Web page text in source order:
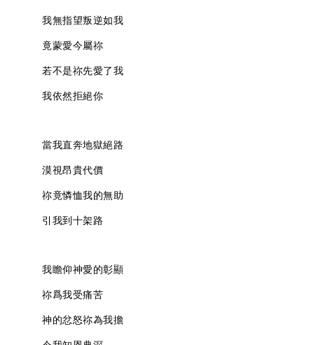
我無指望叛逆如我
竟蒙愛今屬祢
若不是祢先愛了我
我依然拒絕你
當我直奔地獄絕路
漠視昂貴代價
祢竟憐恤我的無助
引我到十架路
我瞻仰神愛的彰顯
祢爲我受痛苦
神的忿怒祢為我擔